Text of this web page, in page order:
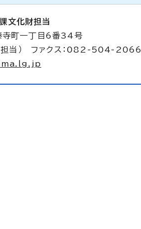
文化財担当
町一丁目6番34号
当） ファクス：082-504-2066